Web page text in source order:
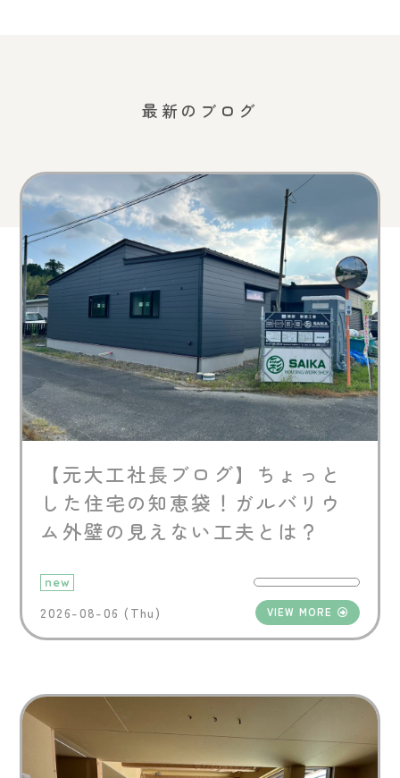
最新のブログ
【元大工社長ブログ】ちょっと
した住宅の知恵袋！ガルバリウ
ム外壁の見えない工夫とは？
new
2026-08-06 (Thu) VIEW MORE